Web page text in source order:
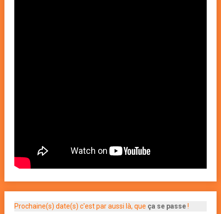
Prochaine(s) date(s) c'est par aussi là, que ça se passe!